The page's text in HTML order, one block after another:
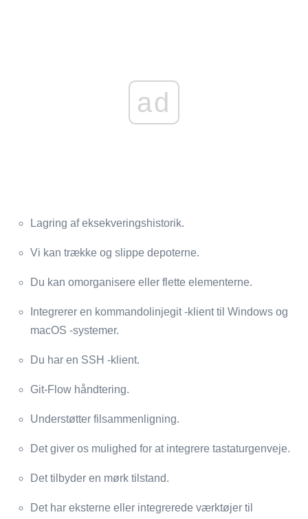
ad
Lagring af eksekveringshistorik.
Vi kan trække og slippe depoterne.
Du kan omorganisere eller flette elementerne.
Integrerer en kommandolinjegit -klient til Windows og
macOS -systemer.
Du har en SSH -klient.
Git-Flow håndtering.
Understøtter filsammenligning.
Det giver os mulighed for at integrere tastaturgenveje.
Det tilbyder en mørk tilstand.
Det har eksterne eller integrerede værktøjer til